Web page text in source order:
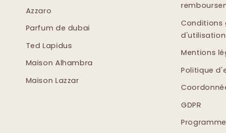
Azzaro
Parfum de dubai
Ted Lapidus
Maison Alhambra
Maison Lazzar
Conditions
d'utilisation
Mentions
Politique
GDPR